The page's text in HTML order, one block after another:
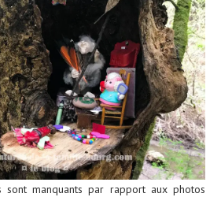
sont manquants par rapport aux photos